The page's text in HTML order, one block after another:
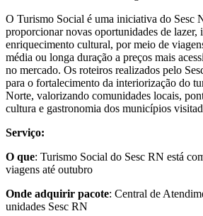
O Turismo Social é uma iniciativa do Sesc
proporcionar novas oportunidades de lazer,
enriquecimento cultural, por meio de
média ou longa duração a preços mais
no mercado. Os roteiros realizados pelo
para o fortalecimento da interiorização do
Norte, valorizando comunidades locais,
cultura e gastronomia dos municípios
Serviço:
O que: Turismo Social do Sesc RN está
viagens até outubro
Onde adquirir pacote: Central de
unidades Sesc RN